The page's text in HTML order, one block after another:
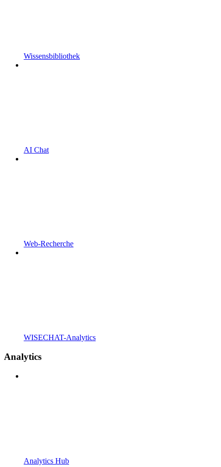
Wissensbibliothek
AI Chat
Web-Recherche
WISECHAT-Analytics
Analytics
Analytics Hub